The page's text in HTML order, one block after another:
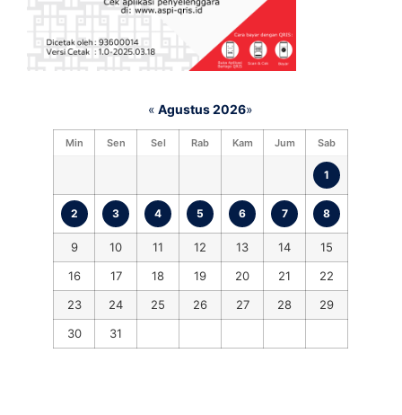
« Agustus 2026»
Min Sen Sel Rab Kam Jum Sab
1
2 3 4 5 6 7 8
9 10 11 12 13 14
15
16
17 18 19 20 21
22
23
24 25 26 27 28
29
30
31